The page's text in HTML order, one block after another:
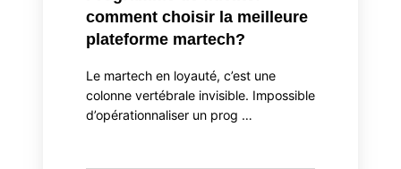
comment choisir la meilleure
plateforme martech?
Le martech en loyauté, c’est une
colonne vertébrale invisible. Impossible
d’opérationnaliser un prog …